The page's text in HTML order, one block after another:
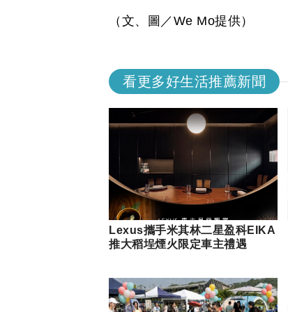
（文、圖／We Mo提供）
看更多好生活推薦新聞
Lexus攜手米其林二星盈科EIKA
推大稻埕煙火限定車主禮遇